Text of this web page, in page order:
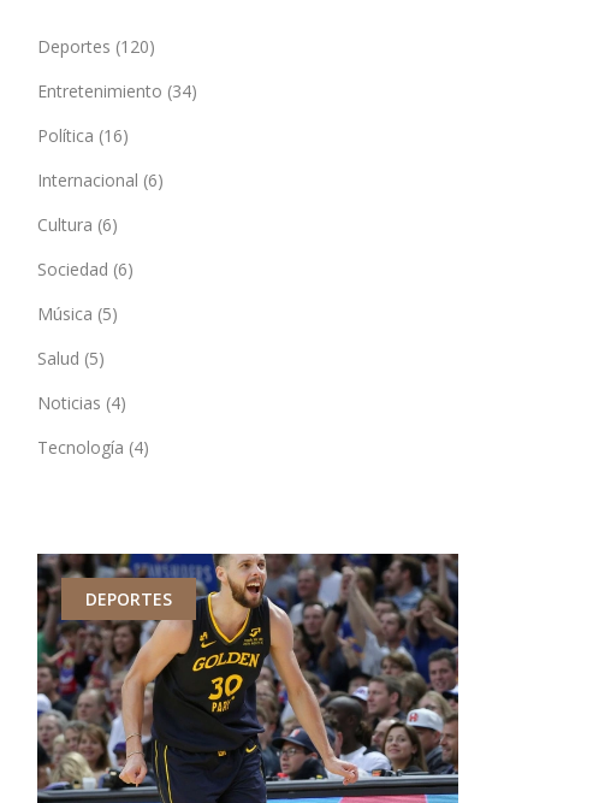
Deportes (120)
Entretenimiento (34)
Política (16)
Internacional (6)
Cultura (6)
Sociedad (6)
Música (5)
Salud (5)
Noticias (4)
Tecnología (4)
DEPORTES